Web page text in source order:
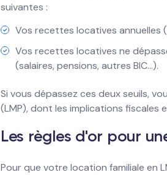
suivantes :
Vos recettes locatives annuelles
Vos recettes locatives ne
(salaires, pensions, autres BIC...).
Si vous dépassez ces deux seuils,
(LMP), dont les implications fiscales
Les règles d'or pour
Pour que votre location familiale en